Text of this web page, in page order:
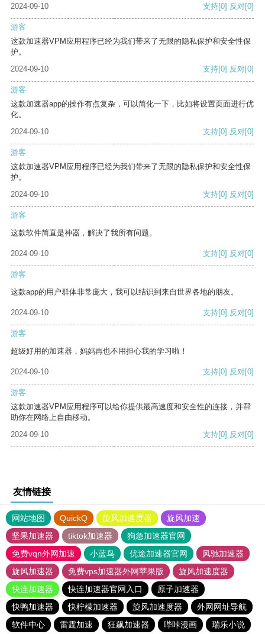
2024-09-10
支持[0] 反对[0]
游客
这款加速器VPM应用程序已经为我们带来了无限的隐私保护和安全性保
护。
2024-09-10
支持[0] 反对[0]
游客
这款加速器app的操作有点复杂，可以简化一下，比如将设置页面进行优
化。
2024-09-10
支持[0] 反对[0]
游客
这款加速器VPM应用程序已经为我们带来了无限的隐私保护和安全性保
护。
2024-09-10
支持[0] 反对[0]
游客
这款软件简直是神器，解决了我所有问题。
2024-09-10 支持[0] 反对[0]
游客
这款app的用户群体非常庞大，我可以结识到来自世界各地的朋友。
2024-09-10 支持[0] 反对[0]
游客
超级好用的加速器，妈妈再也不用担心我的学习啦！
2024-09-10 支持[0] 反对[0]
游客
这款加速器VPM应用程序可以给你提供最高速度和安全性的连接，并帮
助你在网络上自由移动。
2024-09-10
支持[0] 反对[0]
友情链接
网站地图 QuickQ 旋风加速度器
旋风加速
坚果加速器
tiktok加速器
狗急加速器官网
免费vqn外网加速
小蓝鸟 优途加速器官网
风驰加速器
旋风加速器
免费vps加速器外网苹果版
旋风加速度器
快连加速器
快连加速器官网入口
原子加速器
快鸭加速器
快柠檬加速器 旋风加速度器
外网网址导航
软件中心
雷霆加速 狂飙加速器 哔咔漫画 瑞乐小说